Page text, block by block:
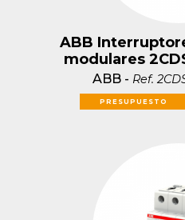
ABB
modulares
ABB - Ref.
PRESUPUESTO